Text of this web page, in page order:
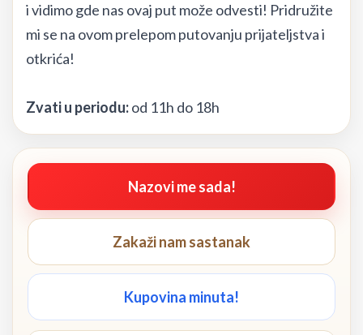
i vidimo gde nas ovaj put može odvesti! Pridružite
mi se na ovom prelepom putovanju prijateljstva i
otkrića!
Zvati u periodu:od 11h do 18h
Nazovi me sada!
Zakaži nam sastanak
Kupovina minuta!